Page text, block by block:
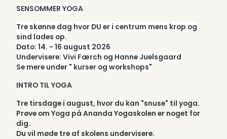
SENSOMMER YOGA
Tre skønne dag hvor DU er i centrum mens krop og
sind lades op.
Dato: 14. - 16 august 2026
Undervisere: Vivi Færch og Hanne Juelsgaard
Se mere under " kurser og workshops"
INTRO TIL YOGA
Tre tirsdage i august, hvor du kan "snuse" til yoga.
Prøve om Yoga på Ananda Yogaskolen er noget for
dig.
Du vil møde tre af skolens undervisere.